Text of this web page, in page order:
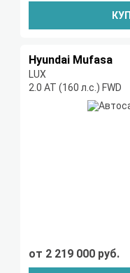
Hyundai Mufasa
LUX
2.0 AT (160 л.с.) FWD
от 2 219 000 руб.